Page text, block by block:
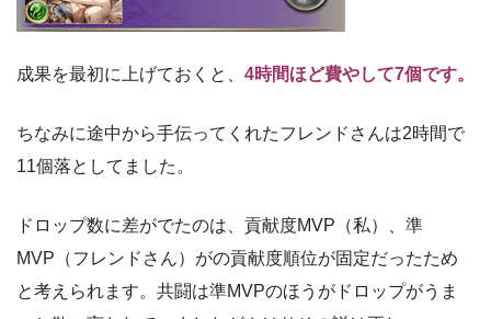
成果を最初に上げておくと、 4時間ほど費やして7個です。
ちなみに途中から手伝ってくれたフレンドさんは2時間で
11個落としてました。
ドロップ数に差がでたのは、貢献度MVP（私）、準
MVP（フレンドさん）がの貢献度順位が固定だったため
と考えられます。共闘は準MVPのほうがドロップがうま